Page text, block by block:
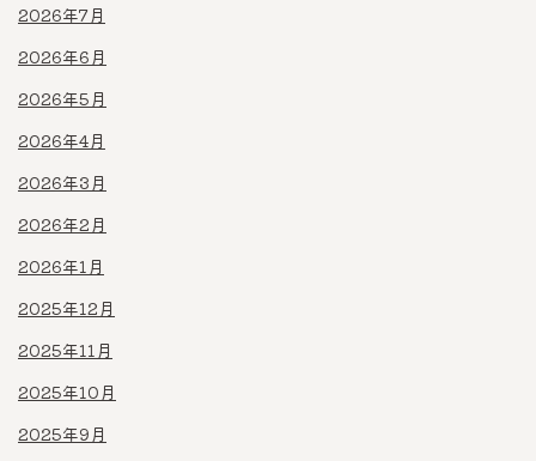
2026年7月
2026年6月
2026年5月
2026年4月
2026年3月
2026年2月
2026年1月
2025年12月
2025年11月
2025年10月
2025年9月